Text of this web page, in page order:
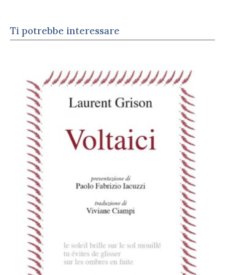
Ti potrebbe interessare